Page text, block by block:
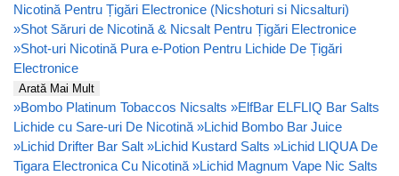
Nicotină Pentru Țigări Electronice (Nicshoturi si Nicsalturi)
»Shot Săruri de Nicotină & Nicsalt Pentru Țigări Electronice
»Shot-uri Nicotină Pura e-Potion Pentru Lichide De Țigări
Electronice
Arată Mai Mult
»Bombo Platinum Tobaccos Nicsalts »ElfBar ELFLIQ Bar Salts
Lichide cu Sare-uri De Nicotină »Lichid Bombo Bar Juice
»Lichid Drifter Bar Salt »Lichid Kustard Salts »Lichid LIQUA De
Tigara Electronica Cu Nicotină »Lichid Magnum Vape Nic Salts